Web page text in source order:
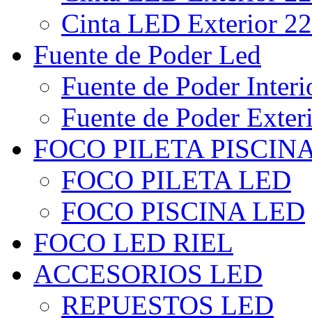
Cinta LED Exterior
Fuente de Poder Led
Fuente de Poder
Fuente de Poder
FOCO PILETA
FOCO PILETA LED
FOCO PISCINA LED
FOCO LED RIEL
ACCESORIOS LED
REPUESTOS LED